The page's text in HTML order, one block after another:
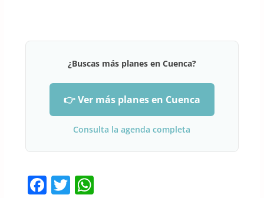
¿Buscas más planes en Cuenca?
👉 Ver más planes en Cuenca
Consulta la agenda completa
F T W